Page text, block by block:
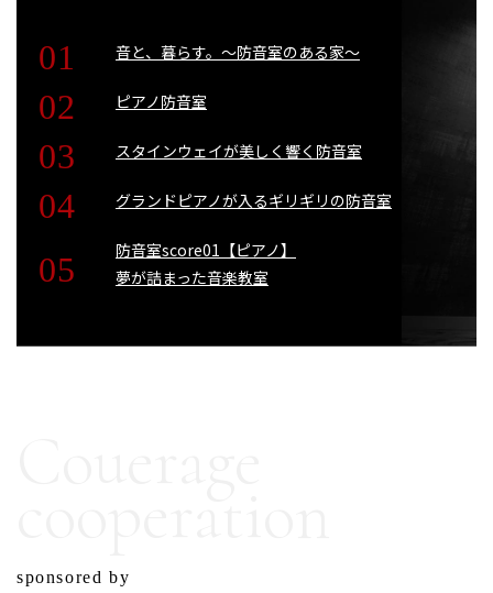
音と、暮らす。〜防音室のある家〜
ピアノ防音室
スタインウェイが美しく響く防音室
グランドピアノが入るギリギリの防音室
防音室score01【ピアノ】
夢が詰まった音楽教室
sponsored by